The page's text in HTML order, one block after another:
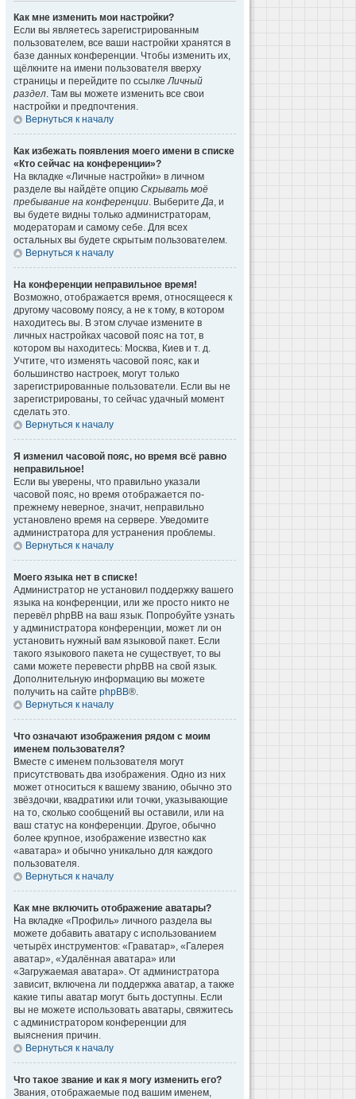
Как мне изменить мои настройки?
Если вы являетесь зарегистрированным
пользователем, все ваши настройки хранятся в
базе данных конференции. Чтобы изменить их,
щёлкните на имени пользователя вверху
страницы и перейдите по ссылкеЛичный
раздел. Там вы можете изменить все свои
настройки и предпочтения.
Вернуться к началу
Как избежать появления моего имени в списке
«Кто сейчас на конференции»?
На вкладке «Личные настройки» в личном
разделе вы найдёте опцию Скрывать моё
пребывание на конференции. ВыберитеДа, и
вы будете видны только администраторам,
модераторам и самому себе. Для всех
остальных вы будете скрытым пользователем.
Вернуться к началу
На конференции неправильное время!
Возможно, отображается время, относящееся к
другому часовому поясу, а не к тому, в котором
находитесь вы. В этом случае измените в
личных настройках часовой пояс на тот, в
котором вы находитесь: Москва, Киев и т. д.
Учтите, что изменять часовой пояс, как и
большинство настроек, могут только
зарегистрированные пользователи. Если вы не
зарегистрированы, то сейчас удачный момент
сделать это.
Вернуться к началу
Я изменил часовой пояс, но время всё равно
неправильное!
Если вы уверены, что правильно указали
часовой пояс, но время отображается по-
прежнему неверное, значит, неправильно
установлено время на сервере. Уведомите
администратора для устранения проблемы.
Вернуться к началу
Моего языка нет в списке!
Администратор не установил поддержку вашего
языка на конференции, или же просто никто не
перевёл phpBB на ваш язык. Попробуйте узнать
у администратора конференции, может ли он
установить нужный вам языковой пакет. Если
такого языкового пакета не существует, то вы
сами можете перевести phpBB на свой язык.
Дополнительную информацию вы можете
получить на сайте phpBB®.
Вернуться к началу
Что означают изображения рядом с моим
именем пользователя?
Вместе с именем пользователя могут
присутствовать два изображения. Одно из них
может относиться к вашему званию, обычно это
звёздочки, квадратики или точки, указывающие
на то, сколько сообщений вы оставили, или на
ваш статус на конференции. Другое, обычно
более крупное, изображение известно как
«аватара» и обычно уникально для каждого
пользователя.
Вернуться к началу
Как мне включить отображение аватары?
На вкладке «Профиль» личного раздела вы
можете добавить аватару с использованием
четырёх инструментов: «Граватар», «Галерея
аватар», «Удалённая аватара» или
«Загружаемая аватара». От администратора
зависит, включена ли поддержка аватар, а также
какие типы аватар могут быть доступны. Если
вы не можете использовать аватары, свяжитесь
с администратором конференции для
выяснения причин.
Вернуться к началу
Что такое звание и как я могу изменить его?
Звания, отображаемые под вашим именем,